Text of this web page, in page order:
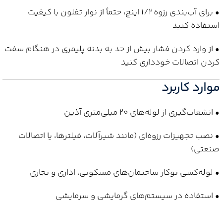
• برای آب‌بندی رزوه 1/2 اینچ، حتماً از نوار تفلون با کیفیت
استفاده کنید
• از وارد کردن فشار بیش از حد به بدنه پلیمری در هنگام سفت
کردن اتصالات خودداری کنید
موارد کاربرد
• انشعاب‌گیری از لوله‌های 20 میلی‌متری آذین
• نصب تجهیزات رزوه‌ای (مانند شیرآلات، فیلترها، یا اتصالات
صنعتی)
• لوله‌کشی توکار ساختمان‌های مسکونی، اداری و تجاری
• استفاده در سیستم‌های گرمایشی و سرمایشی